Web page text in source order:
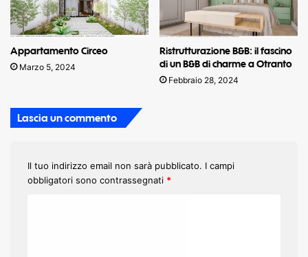
Appartamento Circeo
Marzo 5, 2024
Ristrutturazione B&B: il fascino
di un B&B di charme a Otranto
Febbraio 28, 2024
Lascia un commento
Il tuo indirizzo email non sarà pubblicato. I campi
obbligatori sono contrassegnati *